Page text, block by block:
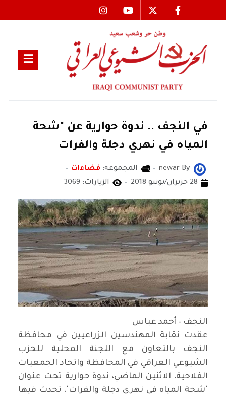
في النجف .. ندوة حوارية عن "شحة
المياه في نهري دجلة والفرات
By
newar المجموعة: فضاءات
28 حزيران/يونيو 2018
الزيارات: 3069
النجف – أحمد عباس
عقدت نقابة المهندسين الزراعيين في محافظة
النجف بالتعاون مع اللجنة المحلية للحزب
الشيوعي العراقي في المحافظة واتحاد الجمعيات
الفلاحية، الاثنين الماضي، ندوة حوارية تحت عنوان
"شحة المياه في نهري دجلة والفرات"، تحدث فيها